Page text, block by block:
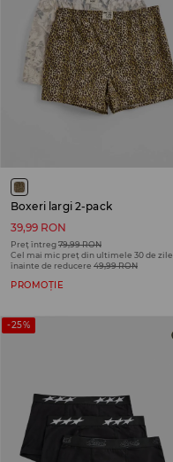
Boxeri largi 2-pack
39,99 RON
Preț întreg79,99 RON
Cel mai mic preț din ultimele 30 de zile
înainte de reducere 49,99 RON
PROMOȚIE
-25%